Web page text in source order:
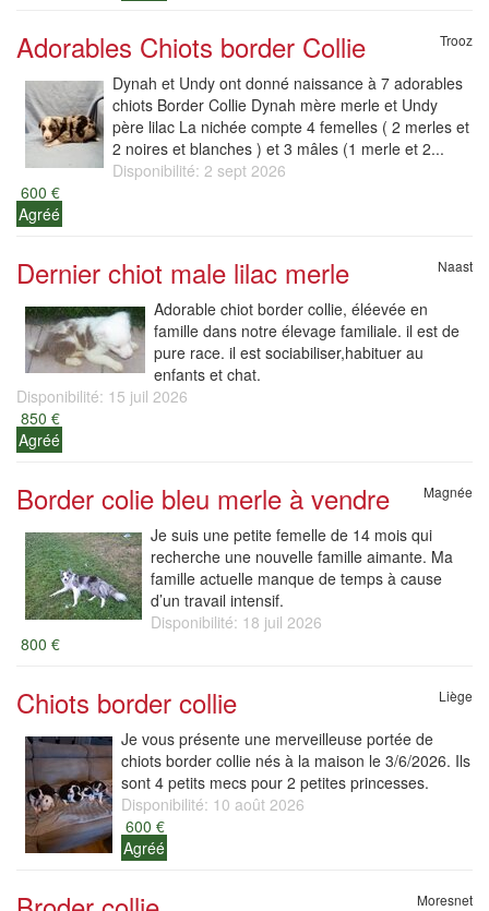
Adorables Chiots border Collie Trooz
Dynah et Undy ont donné naissance à 7 adorables
chiots Border Collie Dynah mère merle et Undy
père lilac La nichée compte 4 femelles ( 2 merles et
2 noires et blanches ) et 3 mâles (1 merle et 2...
Disponibilité: 2 sept 2026
600 €
Agréé
Dernier chiot male lilac merle Naast
Adorable chiot border collie, éléevée en
famille dans notre élevage familiale. il est de
pure race. il est sociabiliser,habituer au
enfants et chat.
Disponibilité: 15 juil 2026
850 €
Agréé
Border colie bleu merle à vendre Magnée
Je suis une petite femelle de 14 mois qui
recherche une nouvelle famille aimante. Ma
famille actuelle manque de temps à cause
d’un travail intensif.
Disponibilité: 18 juil 2026
800 €
Chiots border collie Liège
Je vous présente une merveilleuse portée de
chiots border collie nés à la maison le 3/6/2026. Ils
sont 4 petits mecs pour 2 petites princesses.
Disponibilité: 10 août 2026
600 €
Agréé
Moresnet